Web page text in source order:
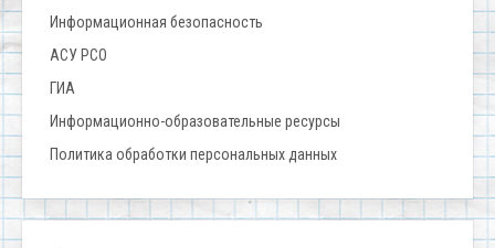
Информационная безопасность
АСУ РСО
ГИА
Информационно-образовательные ресурсы
Политика обработки персональных данных